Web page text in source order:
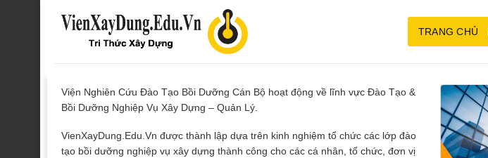
TRANG CHỦ
Viện Nghiên Cứu Đào Tạo Bồi Dưỡng Cán Bộ hoạt động về lĩnh vực Đào Tạo &
Bồi Dưỡng Nghiệp Vụ Xây Dựng – Quản Lý.
VienXayDung.Edu.Vn được thành lập dựa trên kinh nghiệm tổ chức các lớp đào
tạo bồi dưỡng nghiệp vụ xây dựng thành công cho các cá nhân, tổ chức, đơn vị